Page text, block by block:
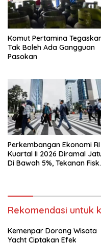
Komut Pertamina
Tak Boleh Ada Gangguan
Pasokan
Perkembangan Ekonomi RI
Kuartal II 2026 Diramal
Di Bawah 5%, Tekanan
Rekomendasi untuk
Kemenpar Dorong Wisata
Yacht Ciptakan Efek